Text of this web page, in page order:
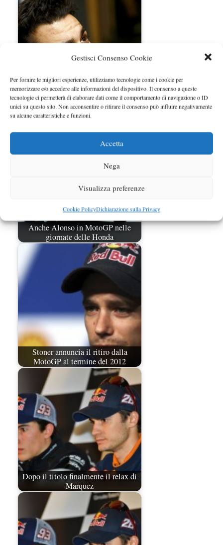
Gestisci Consenso Cookie
Per fornire le migliori esperienze, utilizziamo tecnologie come i cookie per
memorizzare e/o accedere alle informazioni del dispositivo. Il consenso a queste
tecnologie ci permetterà di elaborare dati come il comportamento di navigazione o ID
unici su questo sito. Non acconsentire o ritirare il consenso può influire negativamente
su alcune caratteristiche e funzioni.
Accetta
Nega
Visualizza preferenze
Cookie PolicyDichiarazione sulla Privacy
Daniel Pedrosa
Anche Alonso in MotoGP nelle
giornate delle Honda
Stoner annuncia il ritiro dalla
MotoGP al termine del 2012
Dopo il titolo finalmente il relax di
Marquez